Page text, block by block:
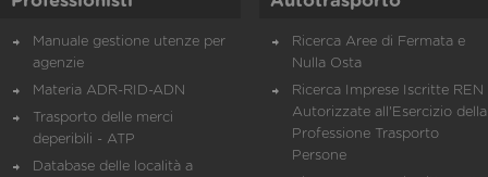
Manuale gestione utenze per
agenzie
Materia ADR-RID-ADN
Trasporto delle merci
deperibili - ATP
Database delle località a
Ricerca Aree di Fermata e
Nulla Osta
Ricerca Imprese Iscritte REN
Autorizzate all'Esercizio della
Professione Trasporto
Persone